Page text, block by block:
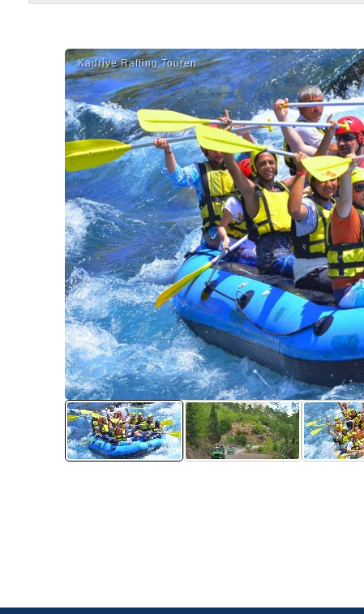
Kadri̇ye Rafti̇ng Touren